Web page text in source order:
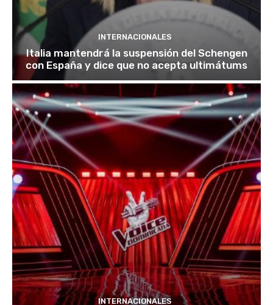
INTERNACIONALES
Italia mantendrá la suspensión del Schengen
con España y dice que no acepta ultimátums
INTERNACIONALES